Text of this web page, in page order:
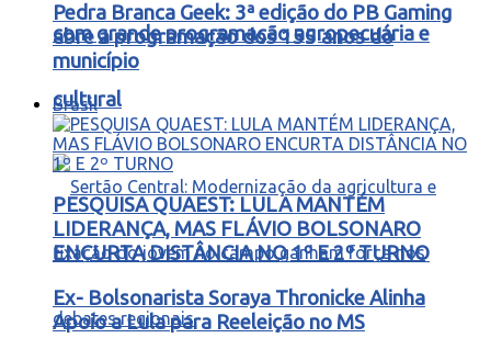
com grande programação agropecuária e
cultural
Pedra Branca Geek: 3ª edição do PB Gaming
abre a programação dos 155 anos do
município
Brasil
PESQUISA QUAEST: LULA MANTÉM
LIDERANÇA, MAS FLÁVIO BOLSONARO
ENCURTA DISTÂNCIA NO 1º E 2º TURNO
Ex- Bolsonarista Soraya Thronicke Alinha
Apoio a Lula para Reeleição no MS